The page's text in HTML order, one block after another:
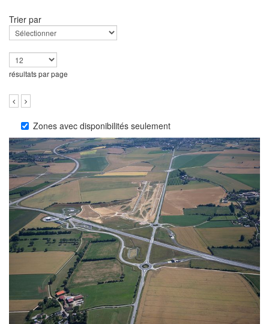
Trier par
résultats par page
Zones avec disponibilités seulement